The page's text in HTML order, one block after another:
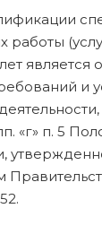
работы
является
и
«г» п. 5